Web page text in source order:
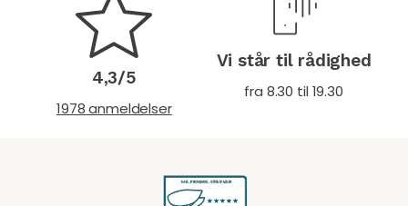
4,3/5
1978 anmeldelser
Vi står til rådighed
fra 8.30 til 19.30